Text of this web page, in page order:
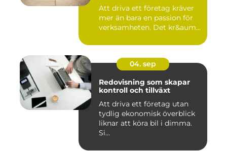
Att driva ett företag kräver
mer än bara en passion för
verksamheten. Det kr&aum...
04. sep
Redovisning som skapar
kontroll och tillväxt
Att driva ett företag utan
tydlig ekonomisk överblick
liknar att köra bil i dimma.
Si...